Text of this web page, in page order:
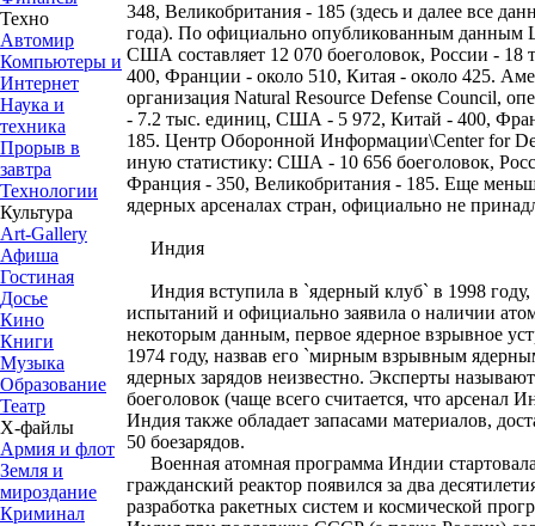
Техно
Автомир
Компьютеры и
Интернет
Наука и
техника
Прорыв в
завтра
Технологии
Культура
Art-Gallery
Афиша
Гостиная
Досье
Кино
Книги
Музыка
Образование
Театр
Х-файлы
Армия и флот
Земля и
мироздание
Криминал
348, Великобритания - 185 (здесь и далее все
года). По официально опубликованным данным
США составляет 12 070 боеголовок, России - 18
400, Франции - около 510, Китая - около 425.
организация Natural Resource Defense Council,
- 7.2 тыс. единиц, США - 5 972, Китай - 400,
185. Центр Оборонной Информации\Center for
иную статистику: США - 10 656 боеголовок,
Франция - 350, Великобритания - 185. Еще
ядерных арсеналах стран, официально не
Индия
Индия вступила в `ядерный клуб` в 1998 году,
испытаний и официально заявила о наличии
некоторым данным, первое ядерное взрывное
1974 году, назвав его `мирным взрывным
ядерных зарядов неизвестно. Эксперты
боеголовок (чаще всего считается, что арсенал
Индия также обладает запасами материалов,
50 боезарядов.
Военная атомная программа Индии
гражданский реактор появился за два
разработка ракетных систем и космической